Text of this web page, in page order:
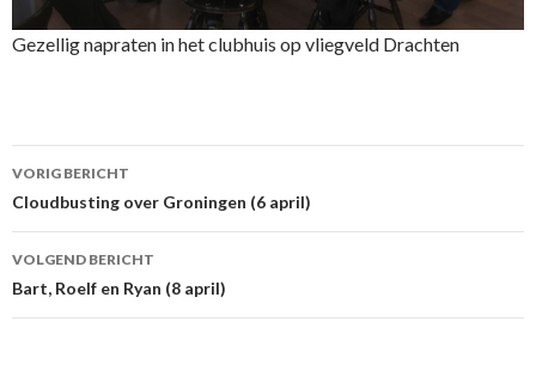
Gezellig napraten in het clubhuis op vliegveld Drachten
Berichtnavigatie
VORIG BERICHT
Cloudbusting over Groningen (6 april)
VOLGEND BERICHT
Bart, Roelf en Ryan (8 april)